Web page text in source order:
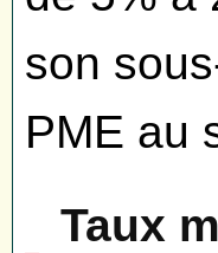
son
PME au
Taux